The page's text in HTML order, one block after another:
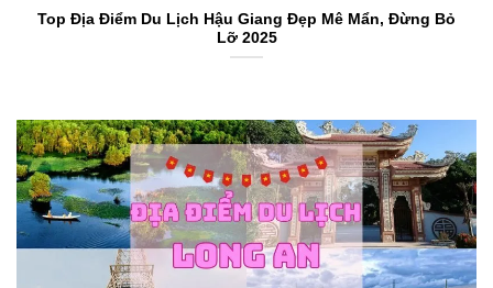
Top Địa Điểm Du Lịch Hậu Giang Đẹp Mê Mẩn, Đừng Bỏ
Lỡ 2025